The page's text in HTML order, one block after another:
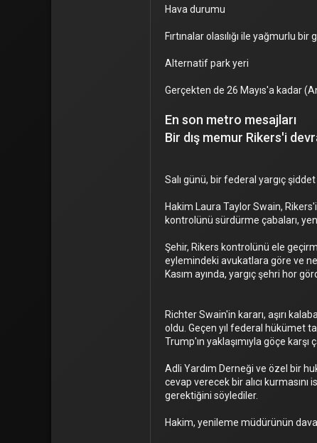
Hava durumu
Fırtınalar olasılığı ile yağmurlu
Alternatif park yeri
Gerçekten de 26 Mayıs'a kadar
En son metro mesajları
Bir dış memur Rikers'i
Salı günü, bir federal yargıç
Hakim Laura Taylor Swain,
kontrolünü sürdürme çabaları,
Şehir, Rikers kontrolünü ele
eylemindeki avukatlara göre ve
Kasım ayında, yargıç şehri hor
Richter Swain'in kararı, aşırı
oldu. Geçen yıl federal hükümet
Trump'ın yaklaşımıyla göçe
Adli Yardım Derneği ve özel bir
cevap verecek bir alıcı
gerektiğini söylediler.
Hakim, yenileme müdürünün